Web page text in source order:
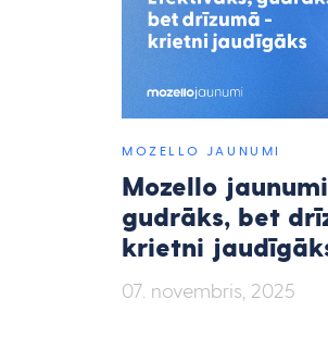
MOZELLO JAUNUMI
Mozello
gudrāks, bet
krietni
07. novembris, 2025